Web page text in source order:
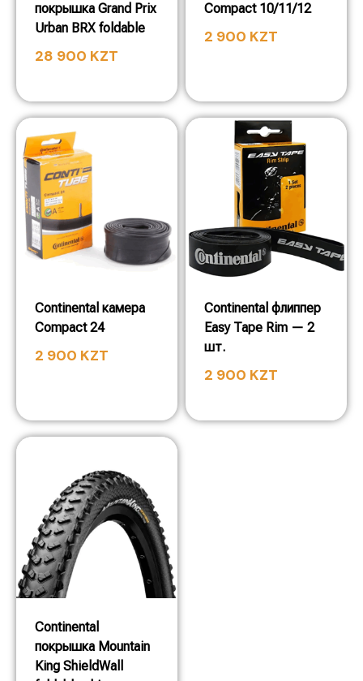
покрышка Grand Prix
Urban BRX foldable
28 900 KZT
Compact 10/11/12
2 900 KZT
Continental камера
Compact 24
2 900 KZT
Continental флиппер
Easy Tape Rim — 2
шт.
2 900 KZT
Continental
покрышка Mountain
King ShieldWall